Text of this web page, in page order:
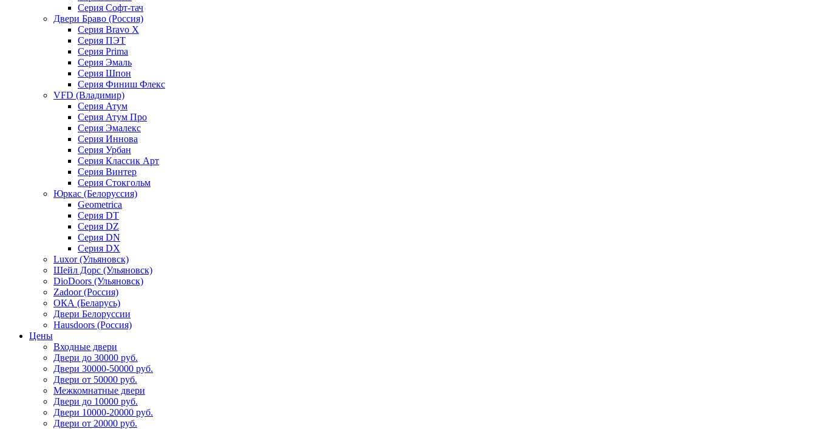
Серия Софт-тач
Двери Браво (Россия)
Серия Bravo X
Серия ПЭТ
Серия Prima
Серия Эмаль
Серия Шпон
Серия Финиш Флекс
VFD (Владимир)
Серия Атум
Серия Атум Про
Серия Эмалекс
Серия Иннова
Серия Урбан
Серия Классик Арт
Серия Винтер
Серия Стокгольм
Юркас (Белоруссия)
Geometrica
Серия DT
Серия DZ
Серия DN
Серия DX
Luxor (Ульяновск)
Шейл Дорс (Ульяновск)
DioDoors (Ульяновск)
Zadoor (Россия)
ОКА (Беларусь)
Двери Белоруссии
Hausdoors (Россия)
Цены
Входные двери
Двери до 30000 руб.
Двери 30000-50000 руб.
Двери от 50000 руб.
Межкомнатные двери
Двери до 10000 руб.
Двери 10000-20000 руб.
Двери от 20000 руб.